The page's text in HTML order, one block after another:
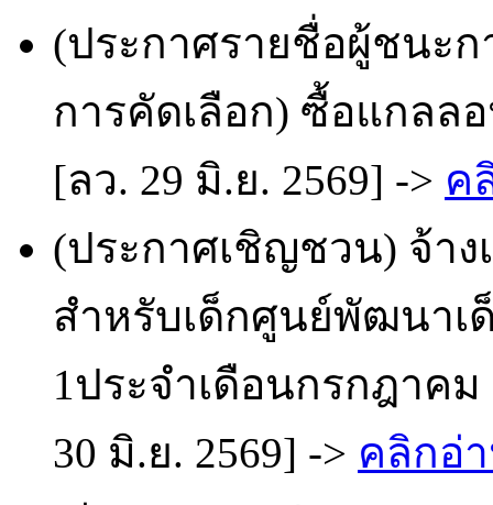
(ประกาศรายชื่อผู้ชนะก
การคัดเลือก) ซื้อแกลล
[ลว. 29 มิ.ย. 2569] -> ค
(ประกาศเชิญชวน) จ้า
สำหรับเด็กศูนย์พัฒนาเ
1ประจำเดือนกรกฎาคม
30 มิ.ย. 2569] -> คลิกอ่